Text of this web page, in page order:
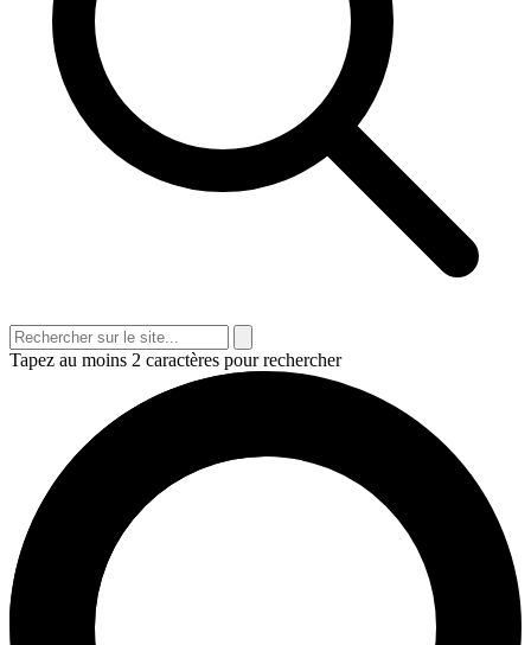
Tapez au moins 2 caractères pour rechercher